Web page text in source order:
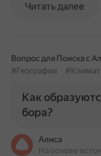
Читать далее
Вопрос для Поиска с
#География
#Климат
Как
бора?
Алиса
На основе